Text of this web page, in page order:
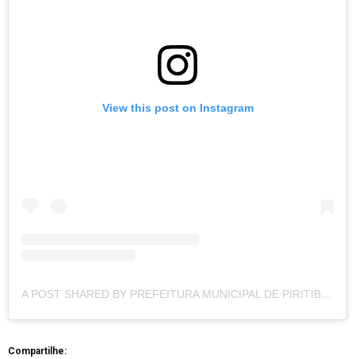
View this post on Instagram
A POST SHARED BY PREFEITURA MUNICIPAL DE PIRITIBA (@PREFEITURAMUNICIPALDEPIRITIBA)
Compartilhe: